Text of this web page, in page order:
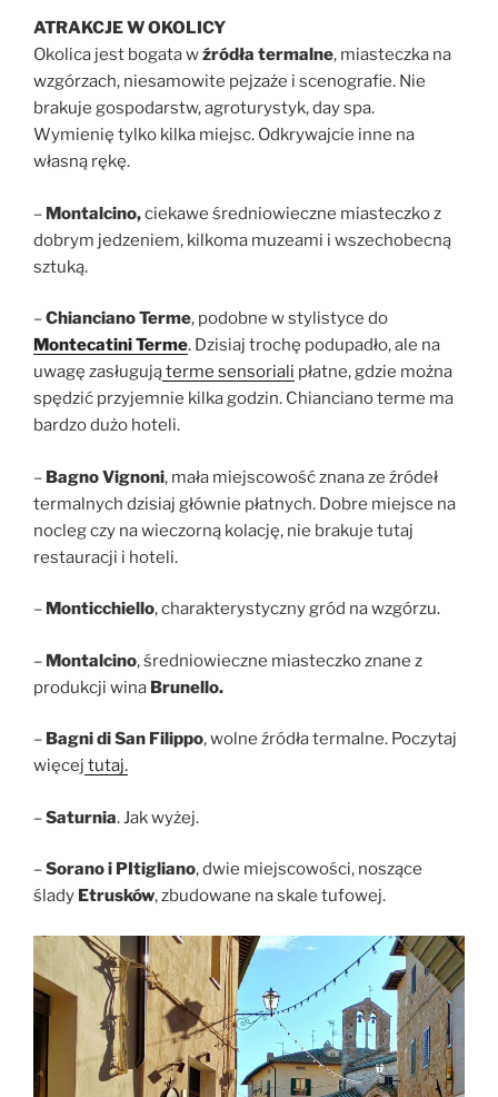
ATRAKCJE W OKOLICY
Okolica jest bogata wźródła termalne, miasteczka na
wzgórzach, niesamowite pejzaże i scenografie. Nie
brakuje gospodarstw, agroturystyk, day spa.
Wymienię tylko kilka miejsc. Odkrywajcie inne na
własną rękę.
– Montalcino,ciekawe średniowieczne miasteczko z
dobrym jedzeniem, kilkoma muzeami i wszechobecną
sztuką.
–Chianciano Terme, podobne w stylistyce do
Montecatini Terme. Dzisiaj trochę podupadło, ale na
uwagę zasługująterme sensoriali płatne, gdzie można
spędzić przyjemnie kilka godzin. Chianciano terme ma
bardzo dużo hoteli.
– Bagno Vignoni, mała miejscowość znana ze źródeł
termalnych dzisiaj głównie płatnych. Dobre miejsce na
nocleg czy na wieczorną kolację, nie brakuje tutaj
restauracji i hoteli.
– Monticchiello, charakterystyczny gród na wzgórzu.
– Montalcino, średniowieczne miasteczko znane z
produkcji wina Brunello.
– Bagni di San Filippo, wolne źródła termalne. Poczytaj
więcej tutaj.
–Saturnia. Jak wyżej.
–Sorano i PItigliano, dwie miejscowości, noszące
ślady Etrusków, zbudowane na skale tufowej.